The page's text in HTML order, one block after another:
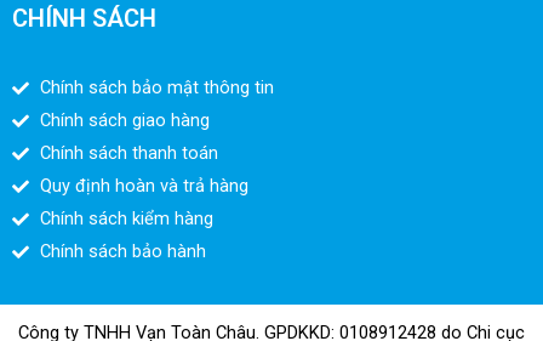
CHÍNH SÁCH
Chính sách bảo mật thông tin
Chính sách giao hàng
Chính sách thanh toán
Quy định hoàn và trả hàng
Chính sách kiểm hàng
Chính sách bảo hành
Công ty TNHH Vạn Toàn Châu. GPDKKD: 0108912428 do Chi cục